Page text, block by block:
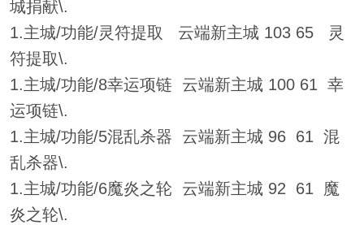
城捐献\.
1.主城/功能/灵符提取 云端新主城 103 65 灵
符提取\.
1.主城/功能/8幸运项链 云端新主城 100 61 幸
运项链\.
1.主城/功能/5混乱杀器 云端新主城 96 61 混
乱杀器\.
1.主城/功能/6魔炎之轮 云端新主城 92 61 魔
炎之轮\.